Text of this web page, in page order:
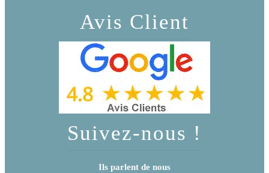
Avis Client
Suivez-nous !
Ils parlent de nous